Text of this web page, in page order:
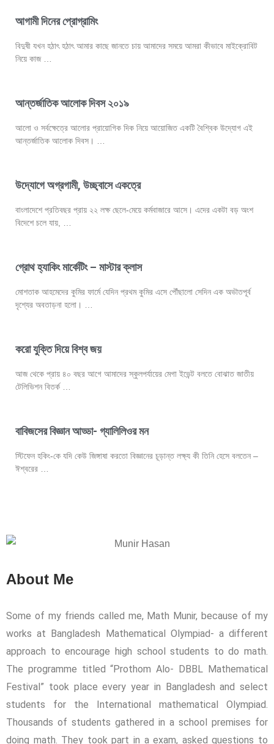
আগামী দিনের প্রোগ্রামিং
বিদুষী যখন হঠাৎ হঠাৎ আমার কাছে জানতে চায় আমাদের সময়ে আমরা কীভাবে মাইক্রোবিট
নিয়ে কাজ …
আন্তর্জাতিক আলোক দিবস ২০১৯
আলো ও সর্বক্ষেত্রে আলোর প্রায়োগিক দিক নিয়ে আয়োজিত একটি বৈশ্বিক উদ্যোগ এই
আন্তর্জাতিক আলোক দিবস। …
উদ্যোগে অগ্রগামী, উচ্ছ্বাসে একত্রে
বাংলাদেশে প্রতিবছর প্রায় ২২ লক্ষ ছেলে-মেয়ে কর্মবাজারে আসে। এদের একটা বড় অংশ
বিদেশে চলে যায়, …
গ্রোথ হ্যাকিং মার্কেটিং – মাস্টার ক্লাস
মোশতাক আহমেদের কুমির ফার্মে যেদিন প্রথম কুমির এসে পৌঁছালো সেদিন এক অভৗতপূর্ব
দৃশ্যের অবতাড়না হলো। …
করো যুক্তি দিয়ে বিশ্ব জয়
আজ থেকে প্রায় ৪০ বছর আগে আমাদের স্কুলপর্যায়ের মেগা ইভেন্ট বলতে বোঝাত জাতীয়
টেলিভিশন বিতর্ক …
বাবিজসের বিজ্ঞান আড্ডা- গ্যালিলিওর মন
স্টিফেন হকিং-কে যদি কেউ জিঙ্গাষা করতো বিজ্ঞানের চূড়ান্ত লক্ষ্য কী তিনি হেসে বলতেন –
ঈশ্বরের …
About Me
Some of my friends called me, Math Munir, because of my
works at Bangladesh Mathematical Olympiad- a different
approach to encourage high school students to do math.
The programme titled “Prothom Alo- DBBL Mathematical
Festival” took place every year in Bangladesh and select
students for the International mathematical Olympiad.
Thousands of students gathered in a school premises for
doing math. They took part in a exam, asked questions to